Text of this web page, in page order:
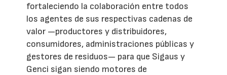
fortaleciendo la colaboración entre todos
los agentes de sus respectivas cadenas de
valor —productores y distribuidores,
consumidores, administraciones públicas y
gestores de residuos— para que Sigaus y
Genci sigan siendo motores de